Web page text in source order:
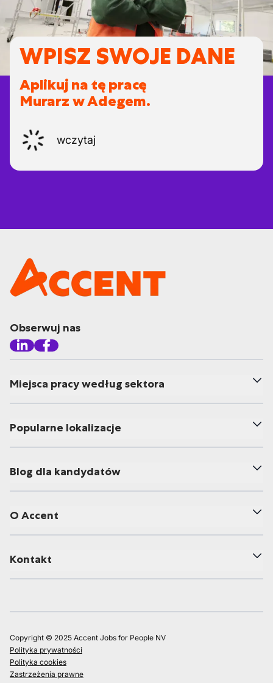
WPISZ SWOJE DANE
Aplikuj na tę pracę
Murarz w Adegem.
wczytaj
Obserwuj nas
Miejsca pracy według sektora
Popularne lokalizacje
Blog dla kandydatów
O Accent
Kontakt
Copyright © 2025 Accent Jobs for People NV
Polityka prywatności
Polityka cookies
Zastrzeżenia prawne